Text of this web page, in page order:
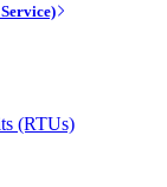
(RTUs)